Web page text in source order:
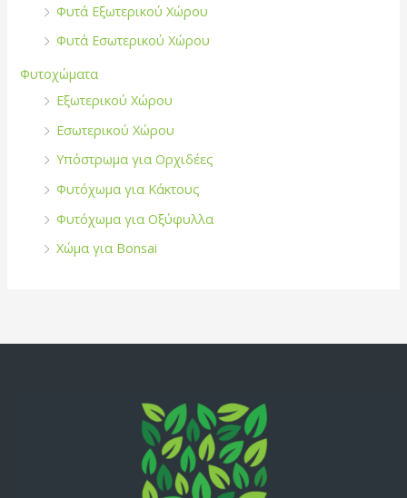
Φυτά Εξωτερικού Χώρου
Φυτά Εσωτερικού Χώρου
Φυτοχώματα
Εξωτερικού Χώρου
Εσωτερικού Χώρου
Υπόστρωμα για Ορχιδέες
Φυτόχωμα για Κάκτους
Φυτόχωμα για Οξύφυλλα
Χώμα για Bonsai